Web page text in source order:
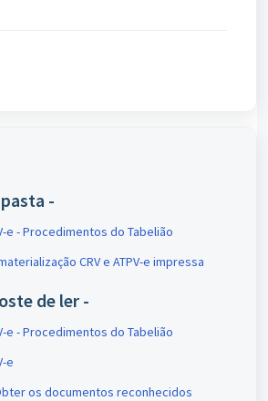
-
e - Procedimentos do Tabelião
CRV e ATPV-e impressa
de ler -
e - Procedimentos do Tabelião
e
os documentos reconhecidos